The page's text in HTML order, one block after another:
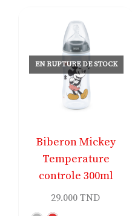
EN RUPTURE DE STOCK
Biberon Mickey
Temperature
controle 300ml
29.000 TND